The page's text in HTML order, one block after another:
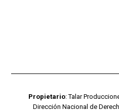
Propietario: Talar
Dirección Nacional de